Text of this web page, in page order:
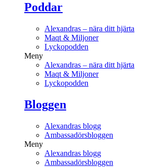
Poddar
Alexandras – nära ditt hjärta
Maqt & Miljoner
Lyckopodden
Meny
Alexandras – nära ditt hjärta
Maqt & Miljoner
Lyckopodden
Bloggen
Alexandras blogg
Ambassadörsbloggen
Meny
Alexandras blogg
Ambassadörsbloggen